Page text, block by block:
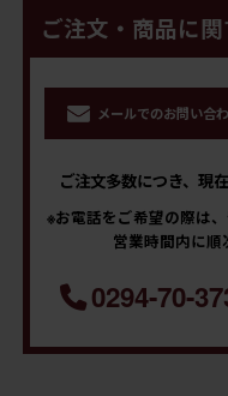
ご注文・商品に
メールでのお問い合
ご注文多数につき、現
※お電話をご希望の際は
営業時間内に
0294-70-